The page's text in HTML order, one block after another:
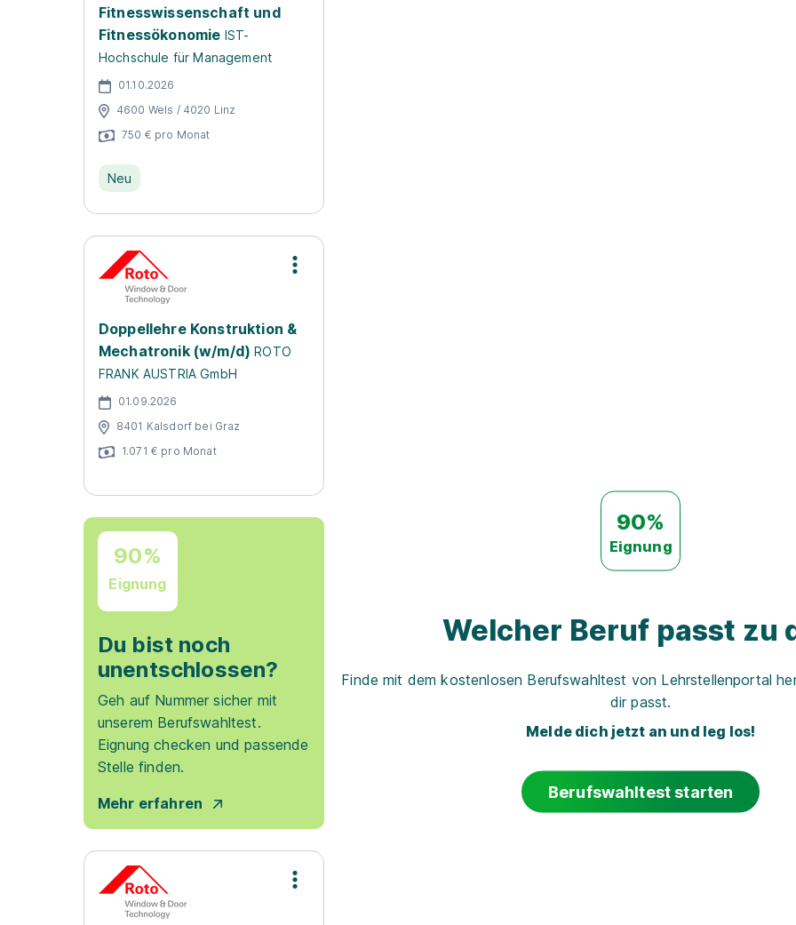
Fitnesswissenschaft und
Fitnessökonomie IST-
Hochschule für Management
01.10.2026
4600 Wels / 4020 Linz
750 € pro Monat
Neu
Doppellehre Konstruktion &
Mechatronik (w/m/d) ROTO
FRANK AUSTRIA GmbH
01.09.2026
8401 Kalsdorf bei Graz
1.071 € pro Monat
90%
Eignung
Du bist noch
unentschlossen?
Geh auf Nummer sicher mit
unserem Berufswahltest.
Eignung checken und passende
Stelle finden.
Mehr erfahren
90%
Eignung
Welcher Beruf passt zu
Finde mit dem kostenlosen Berufswahltest von Lehrstellenportal
dir passt.
Melde dich jetzt an und leg los!
Berufswahltest starten